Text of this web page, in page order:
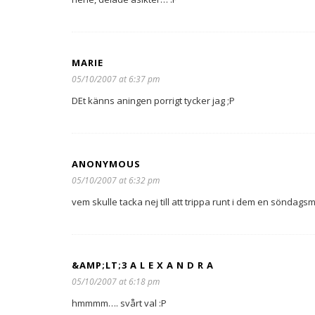
MARIE
05/10/2007 at 6:37 pm
DEt känns aningen porrigt tycker jag ;P
ANONYMOUS
05/10/2007 at 6:32 pm
vem skulle tacka nej till att trippa runt i dem en
&AMP;LT;3 A L E X A N D R A
05/10/2007 at 6:18 pm
hmmmm…. svårt val :P